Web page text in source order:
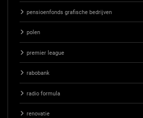
pensioenfonds grafische bedrijven
polen
premier league
rabobank
radio formula
renovatie